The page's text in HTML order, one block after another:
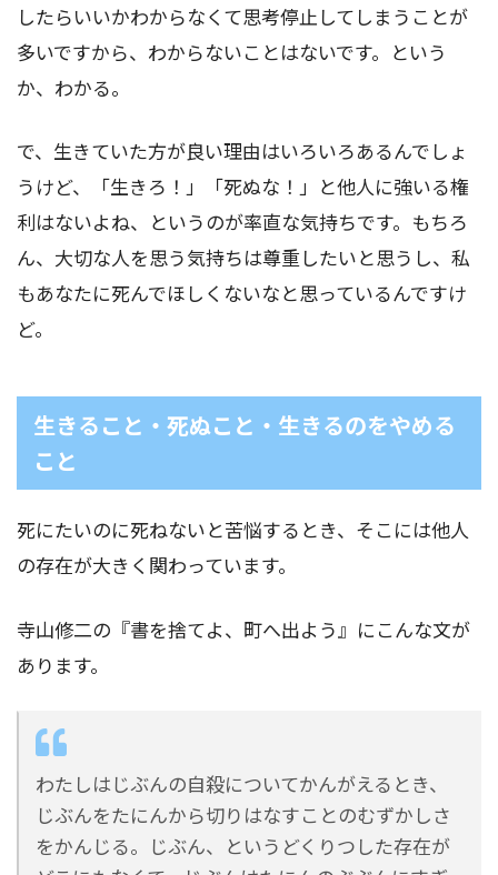
したらいいかわからなくて思考停止してしまうことが
多いですから、わからないことはないです。という
か、わかる。
で、生きていた方が良い理由はいろいろあるんでしょ
うけど、「生きろ！」「死ぬな！」と他人に強いる権
利はないよね、というのが率直な気持ちです。もちろ
ん、大切な人を思う気持ちは尊重したいと思うし、私
もあなたに死んでほしくないなと思っているんですけ
ど。
生きること・死ぬこと・生きるのをやめる
こと
死にたいのに死ねないと苦悩するとき、そこには他人
の存在が大きく関わっています。
寺山修二の『書を捨てよ、町へ出よう』にこんな文が
あります。
わたしはじぶんの自殺についてかんがえるとき、
じぶんをたにんから切りはなすことのむずかしさ
をかんじる。じぶん、というどくりつした存在が